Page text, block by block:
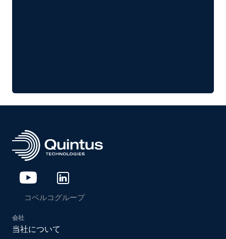
コベルコグループ
会社
当社について